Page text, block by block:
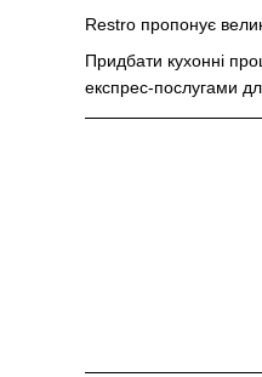
Restro пропонує
Придбати кухонні
експрес-послугами